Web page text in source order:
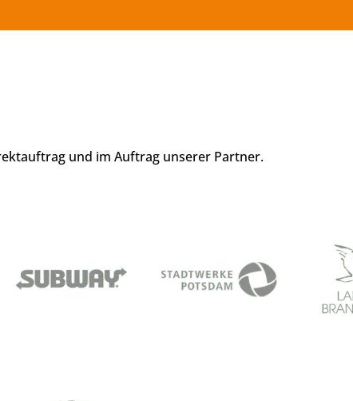
und im Auftrag unserer Partner.